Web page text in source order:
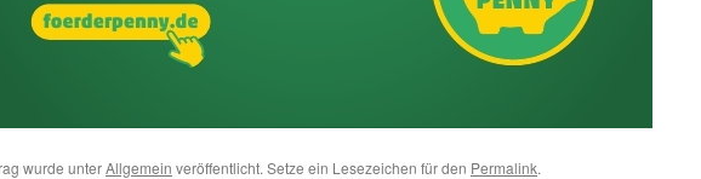
wurde unterAllgemein veröffentlicht. Setze ein Lesezeichen für den Permalink.